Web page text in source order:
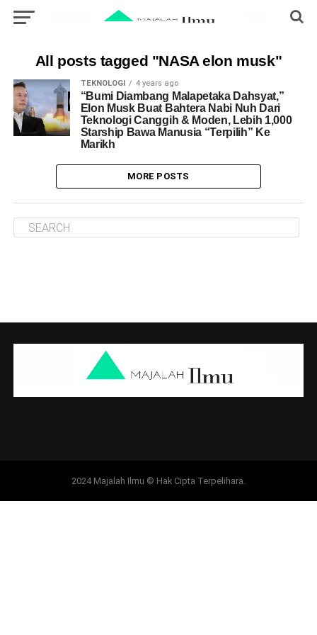
All posts tagged "NASA elon musk"
TEKNOLOGI 4 years ago
“Bumi Diambang Malapetaka Dahsyat,”
Elon Musk Buat Bahtera Nabi Nuh Dari
Teknologi Canggih & Moden, Lebih 1,000
Starship Bawa Manusia “Terpilih” Ke
Marikh
MORE POSTS
2024 Majalah Ilmu © Hak Cipta Terpelihara.